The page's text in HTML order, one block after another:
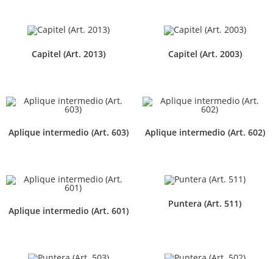
Capitel (Art. 2013) Capitel (Art. 2003)
Aplique intermedio (Art. 603) Aplique intermedio (Art. 602)
Aplique intermedio (Art. 601)
Puntera (Art. 511)